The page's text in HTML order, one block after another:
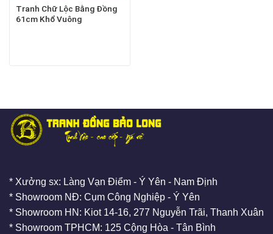
Tranh Chữ Lộc Bằng Đồng
61cm Khổ Vuông
* Xưởng sx: Làng Vạn Điểm - Ý Yên - Nam Định
* Showroom NĐ: Cụm Công Nghiệp - Ý Yên
* Showroom HN: Kiot 14-16, 277 Nguyễn Trãi, Thanh Xuân
* Showroom TPHCM: 125 Cộng Hòa - Tân Bình